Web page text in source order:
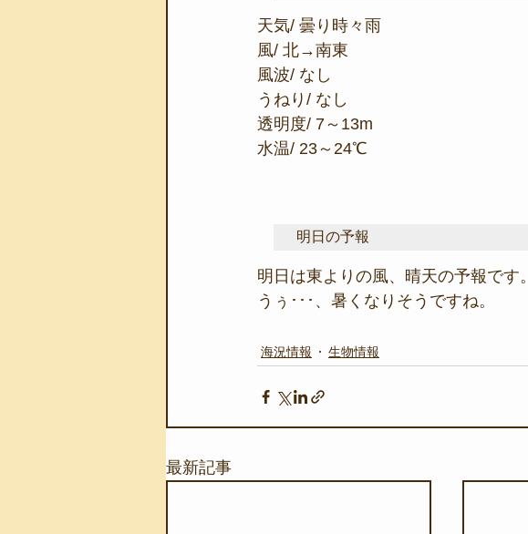
天気/ 曇り時々雨
風/ 北→南東
風波/ なし
うねり/ なし
透明度/ 7～13m
水温/ 23～24℃
明日の予報
明日は東よりの風、晴天の予報です。
うぅ･･･、暑くなりそうですね。
海況情報 生物情報
最新記事